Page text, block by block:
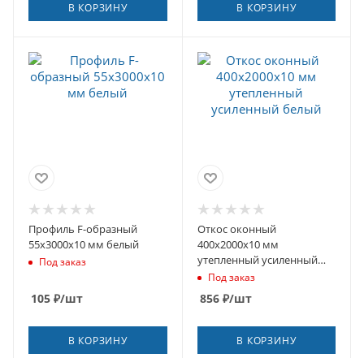
В КОРЗИНУ В КОРЗИНУ
Профиль F-образный
55х3000х10 мм белый
Под заказ
105 ₽/шт
В КОРЗИНУ
Откос оконный
400х2000х10 мм
утепленный усиленный
белый
Под заказ
856₽/шт
В КОРЗИНУ